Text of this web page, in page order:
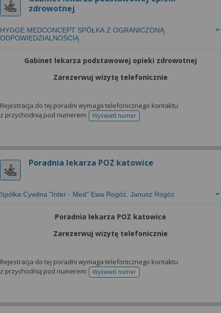
zdrowotnej
HYGGE MEDCONCEPT SPÓŁKA Z OGRANICZONĄ
ODPOWIEDZIALNOŚCIĄ
Gabinet lekarza podstawowej opieki zdrowotnej
Zarezerwuj wizytę telefonicznie
Rejestracja do tej poradni wymaga telefonicznego kontaktu
z przychodnią pod numerem:
Wyświetl numertelefonu do rejestracji
Poradnia lekarza POZ katowice
Spółka Cywilna "Inter - Med" Ewa Rogóż, Janusz Rogóż
Poradnia lekarza POZ katowice
Zarezerwuj wizytę telefonicznie
Rejestracja do tej poradni wymaga telefonicznego kontaktu
z przychodnią pod numerem:
Wyświetl numertelefonu do rejestracji